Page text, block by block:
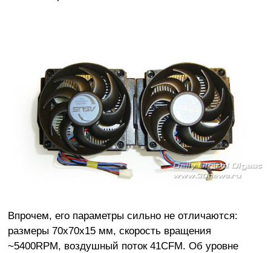
Впрочем, его параметры сильно не отличаются:
размеры 70x70x15 мм, скорость вращения
~5400RPM, воздушный поток 41CFM. Об уровне